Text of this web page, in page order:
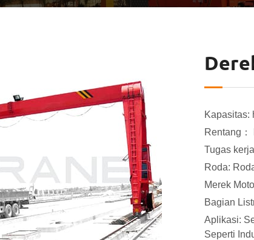
Kapasitas:
Rentang
Tugas
Roda:
Merek
Bagian
Aplikasi:
Seperti